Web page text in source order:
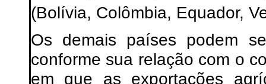
(Bolívia, Colômbia, Equador,
Os demais países podem
conforme sua relação com o
em que as exportações